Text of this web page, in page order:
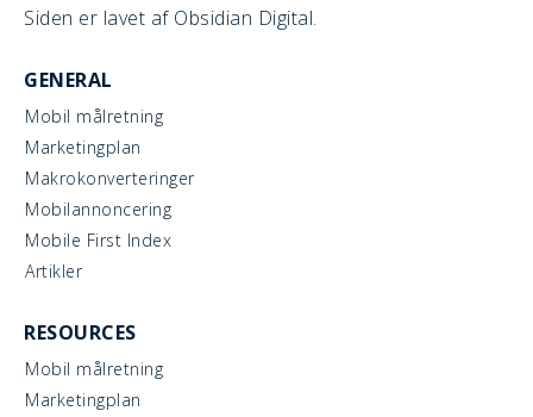
Siden er lavet af Obsidian Digital.
GENERAL
Mobil målretning
Marketingplan
Makrokonverteringer
Mobilannoncering
Mobile First Index
Artikler
RESOURCES
Mobil målretning
Marketingplan